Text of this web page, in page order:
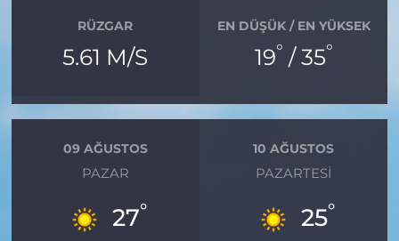
RÜZGAR
5.61 M/S
EN DÜŞÜK / EN YÜKSEK
19° / 35°
09 AĞUSTOS
PAZAR
27°
10 AĞUSTOS
PAZARTESI
25°